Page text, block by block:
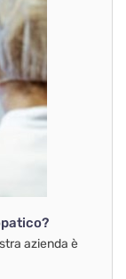
azienda è